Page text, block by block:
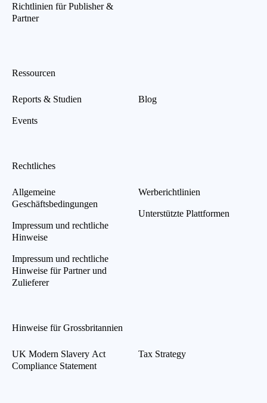
Richtlinien für Publisher &
Partner
Ressourcen
Reports & Studien
Events
Blog
Rechtliches
Allgemeine
Geschäftsbedingungen
Impressum und rechtliche
Hinweise
Impressum und rechtliche
Hinweise für Partner und
Zulieferer
Werberichtlinien
Unterstützte Plattformen
Hinweise für Grossbritannien
UK Modern Slavery Act
Compliance Statement
Tax Strategy